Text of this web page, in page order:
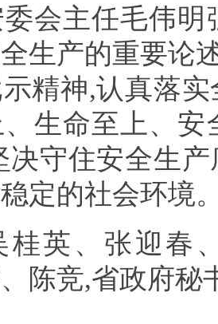
会主任毛伟
生产的重要论
精神,认真落
生命至上、
决守住安全生
定的社会环境
桂英、张迎春
陈竞,省政府秘